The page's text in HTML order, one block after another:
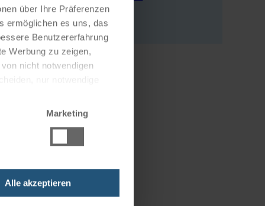
über Ihre Präferenzen
ermöglichen es uns, das
Benutzererfahrung
Werbung zu zeigen,
nicht notwendigen
Marketing
Alle akzeptieren
Zur Webseite